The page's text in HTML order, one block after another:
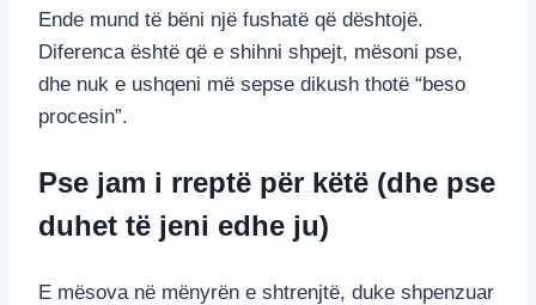
Ende mund të bëni një fushatë që dështojë.
Diferenca është që e shihni shpejt, mësoni pse,
dhe nuk e ushqeni më sepse dikush thotë “beso
procesin”.
Pse jam i rreptë për këtë (dhe pse
duhet të jeni edhe ju)
E mësova në mënyrën e shtrenjtë, duke shpenzuar